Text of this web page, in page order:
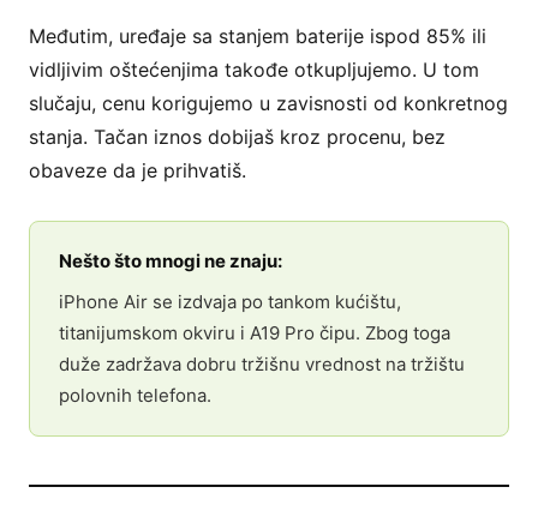
Međutim, uređaje sa stanjem baterije ispod 85% ili
vidljivim oštećenjima takođe otkupljujemo. U tom
slučaju, cenu korigujemo u zavisnosti od konkretnog
stanja. Tačan iznos dobijaš kroz procenu, bez
obaveze da je prihvatiš.
Nešto što mnogi ne znaju:
iPhone Air se izdvaja po tankom kućištu,
titanijumskom okviru i A19 Pro čipu. Zbog toga
duže zadržava dobru tržišnu vrednost na tržištu
polovnih telefona.